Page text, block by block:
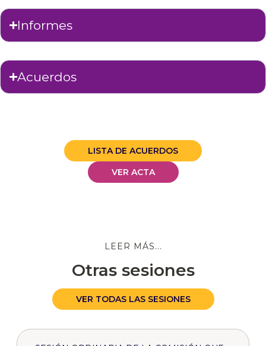
Informes
Acuerdos
LISTA DE ACUERDOS
VER ACTA
LEER MÁS...
Otras sesiones
VER TODAS LAS SESIONES